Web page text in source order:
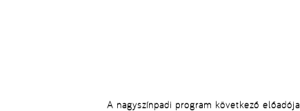
A nagyszínpadi program következő előadója